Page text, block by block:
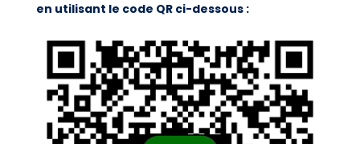
en utilisant le code QR ci-dessous :